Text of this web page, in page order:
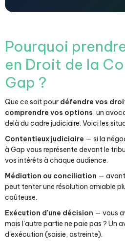
Pourquoi
en Droit de la
Gap ?
Que ce soit pour défendre vos
comprendre vos options, un
delà du cadre judiciaire. Voici les
Contentieux judiciaire — si la
à Gap vous représente devant le
vos intérêts à chaque audience.
Médiation ou conciliation —
peut tenter une résolution amiable
coûteuse.
Exécution d'une décision — vous
mais l'autre partie ne paie pas ? Un
d'exécution (saisie, astreinte).